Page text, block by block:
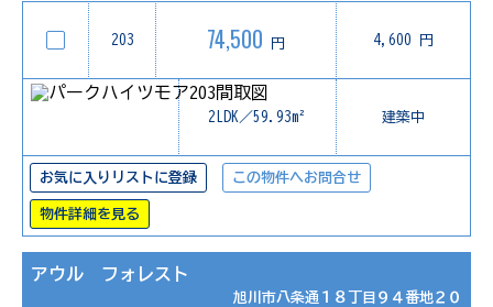
203 74,500 円 4,600 円
2LDK／59.93m² 建築中
お気に入りリストに登録 この物件へお問合せ
物件詳細を見る
アウル フォレスト
旭川市八条通１８丁目９４番地２０